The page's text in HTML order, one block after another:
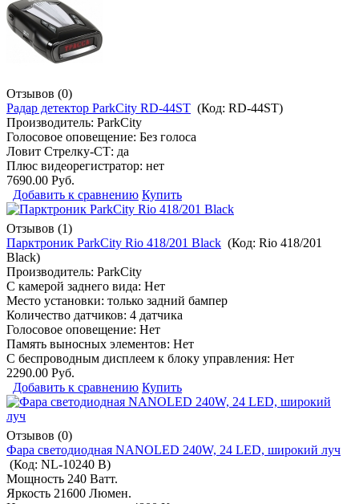
Отзывов (0)
Радар детектор ParkCity RD-44ST (Код: RD-44ST)
Производитель: ParkCity
Голосовое оповещение: Без голоса
Ловит Стрелку-СТ: да
Плюс видеорегистратор: нет
7690.00 Руб.
Добавить к сравнению Купить
Отзывов (1)
Парктроник ParkCity Rio 418/201 Black (Код: Rio 418/201
Black)
Производитель: ParkCity
С камерой заднего вида: Нет
Место установки: только задний бампер
Количество датчиков: 4 датчика
Голосовое оповещение: Нет
Память выносных элементов: Нет
С беспроводным дисплеем к блоку управления: Нет
2290.00 Руб.
Добавить к сравнению Купить
Отзывов (0)
Фара светодиодная NANOLED 240W, 24 LED, широкий луч
(Код: NL-10240 B)
Мощность 240 Ватт.
Яркость 21600 Люмен.